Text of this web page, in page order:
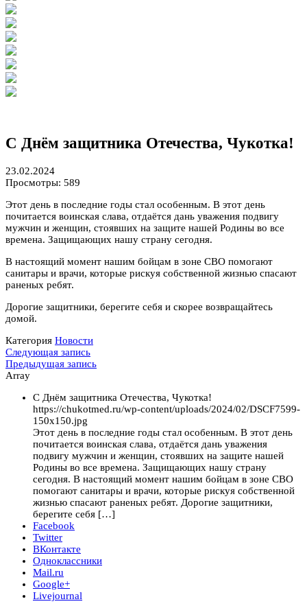
С Днём защитника Отечества, Чукотка!
23.02.2024
Просмотры: 589
Этот день в последние годы стал особенным. В этот день
почитается воинская слава, отдаётся дань уважения подвигу
мужчин и женщин, стоявших на защите нашей Родины во все
времена. Защищающих нашу страну сегодня.
В настоящий момент нашим бойцам в зоне СВО помогают
санитары и врачи, которые рискуя собственной жизнью спасают
раненых ребят.
Дорогие защитники, берегите себя и скорее возвращайтесь
домой.
Категория Новости
Навигация
по
записям
Следующая записьСледующая
запись
Предыдущая записьПредыдущая
Array
С Днём защитника Отечества, Чукотка!
https://chukotmed.ru/wp-content/uploads/2024/02/DSCF7599-
150x150.jpg
Этот день в последние годы стал особенным. В этот день
почитается воинская слава, отдаётся дань уважения
подвигу мужчин и женщин, стоявших на защите нашей
Родины во все времена. Защищающих нашу страну
сегодня. В настоящий момент нашим бойцам в зоне СВО
помогают санитары и врачи, которые рискуя собственной
жизнью спасают раненых ребят. Дорогие защитники,
берегите себя […]
Facebook
Twitter
ВКонтакте
Одноклассники
Mail.ru
Google+
Livejournal